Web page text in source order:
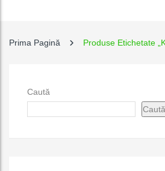
Prima Pagină Produse Etichetate
Caută
Caută